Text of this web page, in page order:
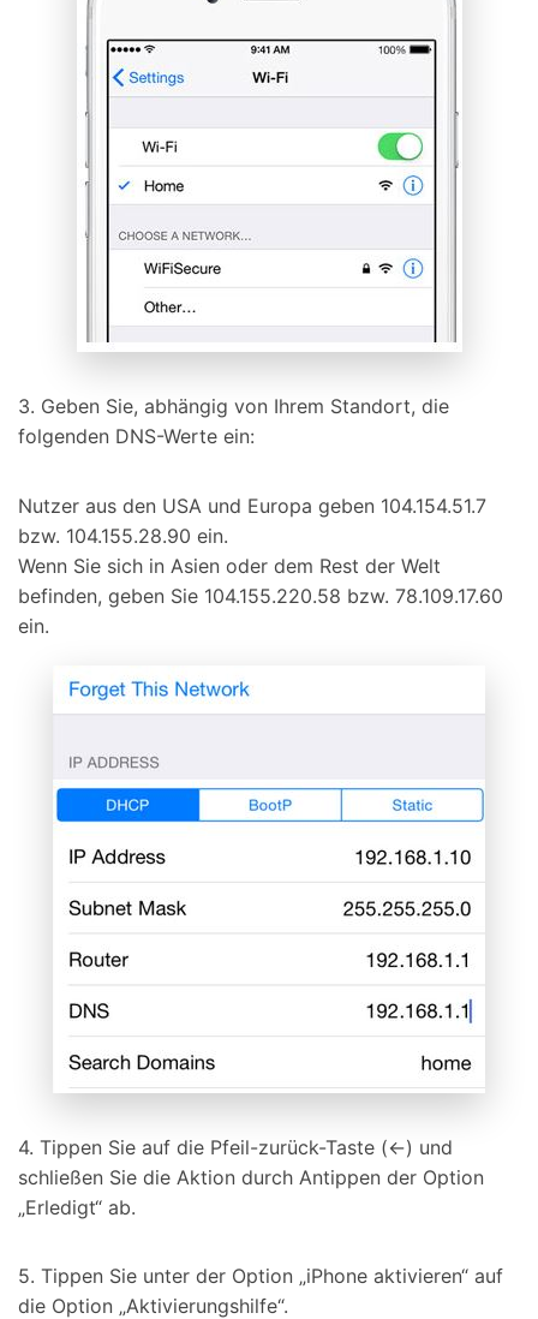
3. Geben Sie, abhängig von Ihrem Standort, die
folgenden DNS-Werte ein:
Nutzer aus den USA und Europa geben 104.154.51.7
bzw. 104.155.28.90 ein.
Wenn Sie sich in Asien oder dem Rest der Welt
befinden, geben Sie 104.155.220.58 bzw. 78.109.17.60
ein.
4. Tippen Sie auf die Pfeil-zurück-Taste (←) und
schließen Sie die Aktion durch Antippen der Option
„Erledigt“ ab.
5. Tippen Sie unter der Option „iPhone aktivieren“ auf
die Option „Aktivierungshilfe“.